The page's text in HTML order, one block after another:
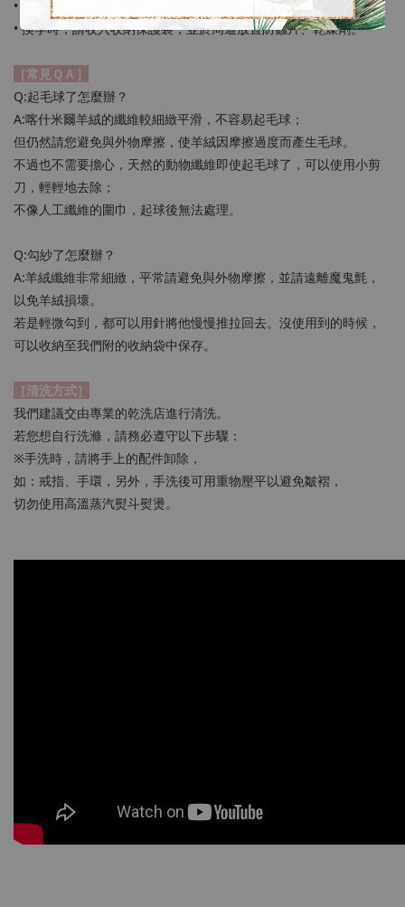
• 平時可平鋪通風，保持乾燥。
• 換季時，請收入收納保護袋，並於周遭放置防蟲片、乾燥劑。
［常見ＱＡ］
Q:起毛球了怎麼辦？
A:喀什米爾羊絨的纖維較細緻平滑，不容易起毛球；
但仍然請您避免與外物摩擦，使羊絨因摩擦過度而產生毛球。
不過也不需要擔心，天然的動物纖維即使起毛球了，可以使用小剪
刀，輕輕地去除；
不像人工纖維的圍巾，起球後無法處理。
Q:勾紗了怎麼辦？
A:羊絨纖維非常細緻，平常請避免與外物摩擦，並請遠離魔鬼氈，
以免羊絨損壞。
若是輕微勾到，都可以用針將他慢慢推拉回去。沒使用到的時候，
可以收納至我們附的收納袋中保存。
［清洗方式］
我們建議交由專業的乾洗店進行清洗。
若您想自行洗滌，請務必遵守以下步驟：
※手洗時，請將手上的配件卸除，
如：戒指、手環，另外，手洗後可用重物壓平以避免皺褶，
切勿使用高溫蒸汽熨斗熨燙。